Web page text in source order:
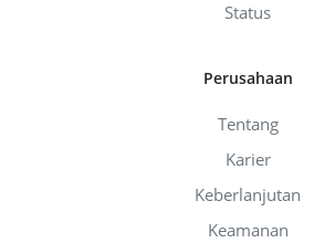
Status
Perusahaan
Tentang
Karier
Keberlanjutan
Keamanan